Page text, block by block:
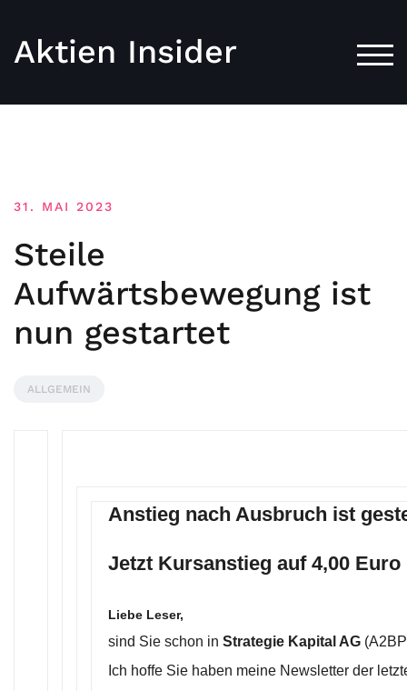
Aktien Insider
31. MAI 2023
Steile
Aufwärtsbewegung ist
nun gestartet
ALLGEMEIN
Anstieg nach Ausbruch ist
Jetzt Kursanstieg auf 4,00
Liebe Leser,
sind Sie schon in Strategie Kapital AG
Ich hoffe Sie haben meine Newsletter der